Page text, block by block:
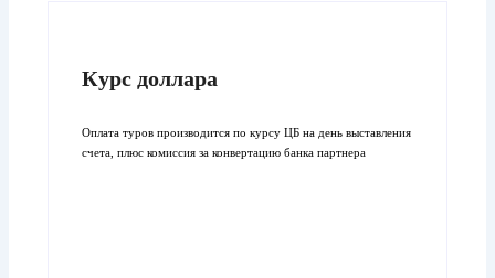
Курс доллара
Оплата туров производится по курсу ЦБ на день выставления
счета, плюс комиссия за конвертацию банка партнера